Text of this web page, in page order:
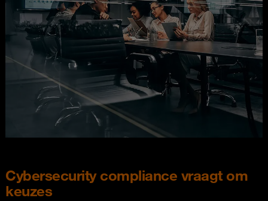
Cybersecurity compliance vraagt om
keuzes